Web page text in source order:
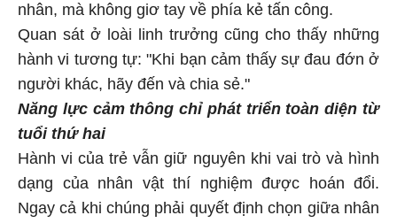
nhân, mà không giơ tay về phía kẻ tấn công.
Quan sát ở loài linh trưởng cũng cho thấy những
hành vi tương tự: "Khi bạn cảm thấy sự đau đớn ở
người khác, hãy đến và chia sẻ."
Năng lực cảm thông chỉ phát triển toàn diện từ
tuổi thứ hai
Hành vi của trẻ vẫn giữ nguyên khi vai trò và hình
dạng của nhân vật thí nghiệm được hoán đổi.
Ngay cả khi chúng phải quyết định chọn giữa nhân